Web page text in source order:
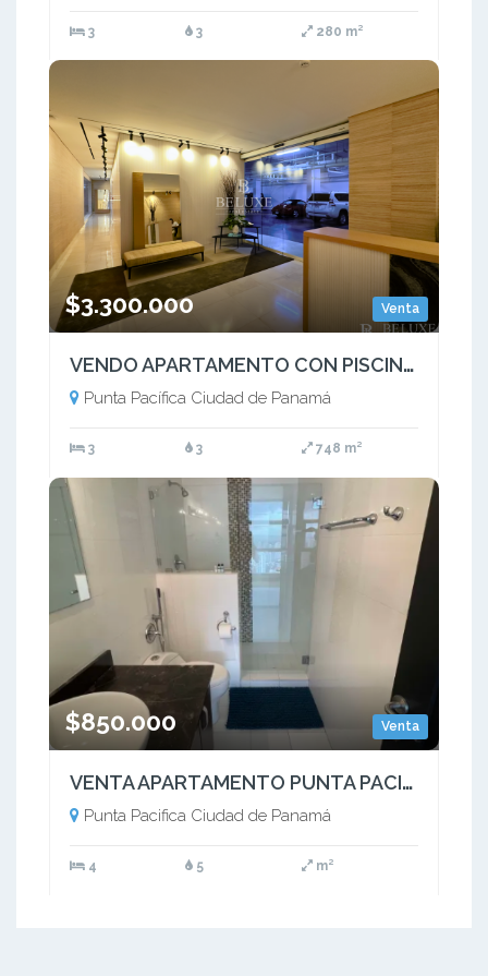
3 3 280 m²
Venta
$3.300.000
VENDO APARTAMENTO CON PISCINA PRIVADA EN OCEAN REEF ISLAND (5)
Punta Pacífica Ciudad de Panamá
3 3 748 m²
Venta
$850.000
VENTA APARTAMENTO PUNTA PACIFICA
Punta Pacifica Ciudad de Panamá
4 5 m²